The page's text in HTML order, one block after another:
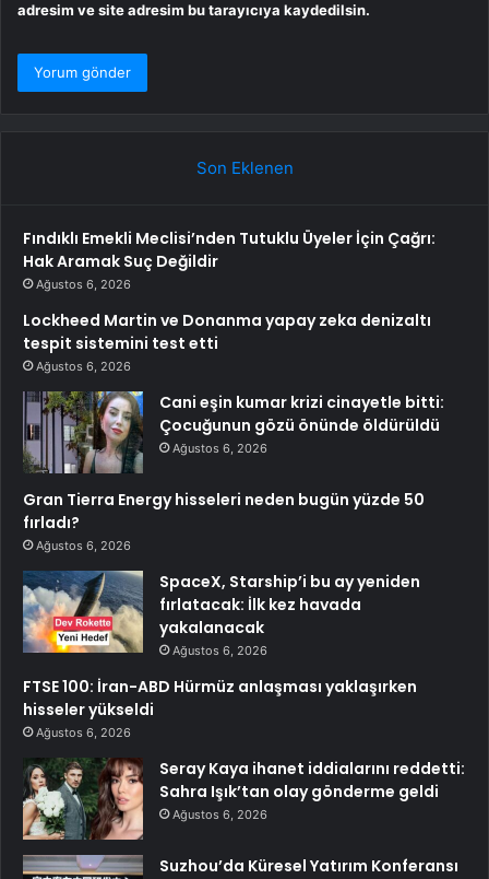
adresim ve site adresim bu tarayıcıya kaydedilsin.
Son Eklenen
Fındıklı Emekli Meclisi’nden Tutuklu Üyeler İçin Çağrı:
Hak Aramak Suç Değildir
Ağustos 6, 2026
Lockheed Martin ve Donanma yapay zeka denizaltı
tespit sistemini test etti
Ağustos 6, 2026
Cani eşin kumar krizi cinayetle bitti:
Çocuğunun gözü önünde öldürüldü
Ağustos 6, 2026
Gran Tierra Energy hisseleri neden bugün yüzde 50
fırladı?
Ağustos 6, 2026
SpaceX, Starship’i bu ay yeniden
fırlatacak: İlk kez havada
yakalanacak
Ağustos 6, 2026
FTSE 100: İran-ABD Hürmüz anlaşması yaklaşırken
hisseler yükseldi
Ağustos 6, 2026
Seray Kaya ihanet iddialarını reddetti:
Sahra Işık’tan olay gönderme geldi
Ağustos 6, 2026
Suzhou’da Küresel Yatırım Konferansı